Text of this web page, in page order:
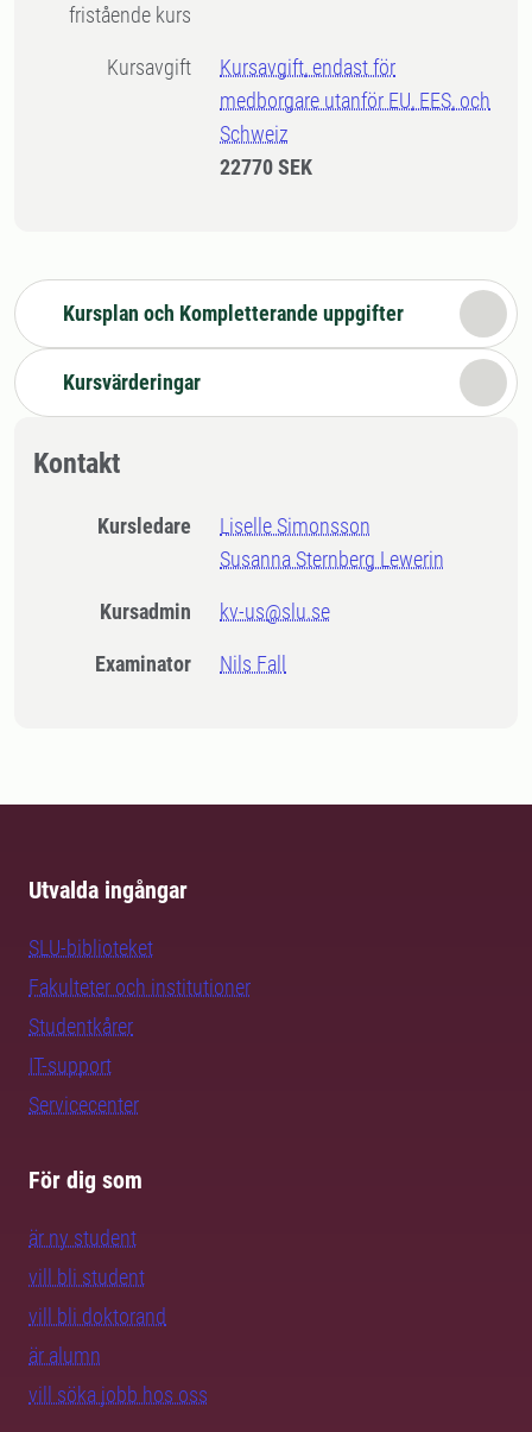
fristående kurs
Kursavgift
Kursavgift, endast för
medborgare utanför EU, EES, och
Schweiz
22770 SEK
Kursplan och Kompletterande uppgifter
Kursvärderingar
Kontakt
Kursledare
Liselle Simonsson
Susanna Sternberg Lewerin
Kursadmin kv-us@slu.se
Examinator Nils Fall
Utvalda ingångar
SLU-biblioteket
Fakulteter och institutioner
Studentkårer
IT-support
Servicecenter
För dig som
är ny student
vill bli student
vill bli doktorand
är alumn
vill söka jobb hos oss